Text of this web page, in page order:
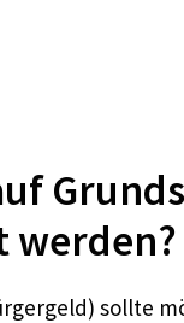
werden?
sollte